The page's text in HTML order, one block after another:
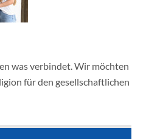
was verbindet. Wir möchten
für den gesellschaftlichen